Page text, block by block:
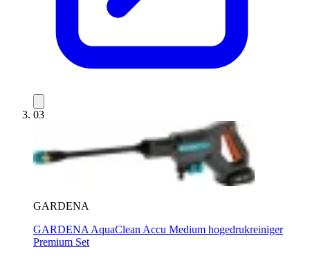
03
GARDENA
GARDENA AquaClean Accu Medium hogedrukreiniger
Premium Set